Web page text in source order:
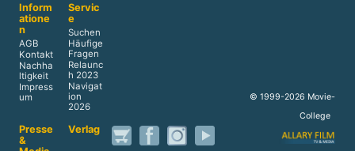
Inform
atione
n
AGB
Kontakt
Nachha
ltigkeit
Impress
um
Servic
e
Suchen
Häufige
Fragen
Relaunc
h 2023
Navigat
ion
2026
Presse
&
Verlag
© 1999-2026 Movie-
College